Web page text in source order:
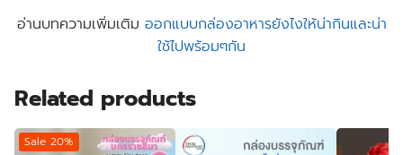
อ่านบทความเพิ่มเติม ออกแบบกล่องอาหารยังไงให้น่ากินและน่า
ใช้ไปพร้อมๆกัน
Related products
Sale 20%